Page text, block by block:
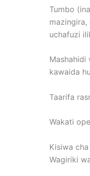
Tumbo
uchafuzi
kawaida
Taarifa
Wakati
Kisiwa
Wagiriki